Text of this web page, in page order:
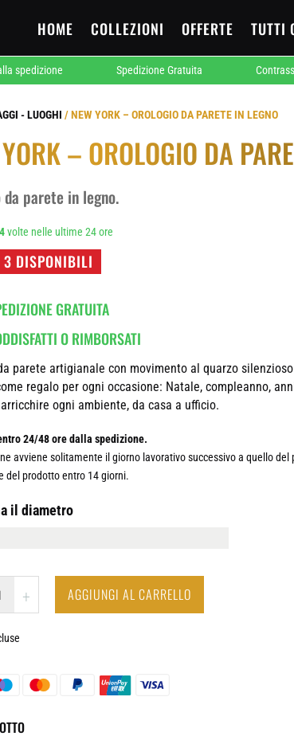
HOME COLLEZIONI OFFERTE TUTTI
Spedizione Gratuita
- LUOGHI / NEW YORK – OROLOGIO DA PARETE IN LEGNO
– OROLOGIO DA
da parete in legno.
4volte nelle ultime 24 ore
3 DISPONIBILI
GRATUITA
O RIMBORSATI
parete artigianale con movimento al quarzo
regalo per ogni occasione: Natale, compleanno,
ogni ambiente, da casa a ufficio.
24/48 ore dalla spedizione.
avviene solitamente il giorno lavorativo successivo a quello del
del prodotto entro 14 giorni.
il diametro
+ AGGIUNGI AL CARRELLO